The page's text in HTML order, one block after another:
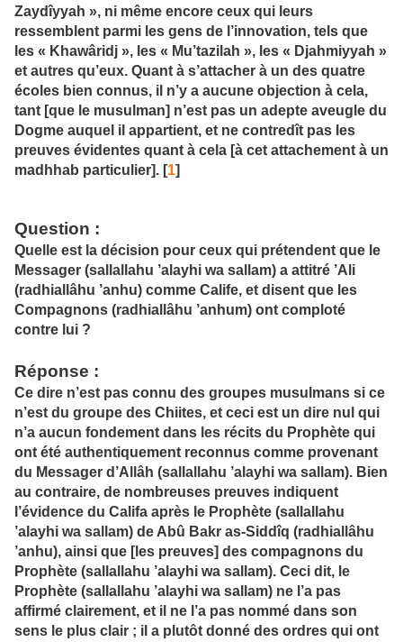
Zaydîyyah », ni même encore ceux qui leurs
ressemblent parmi les gens de l’innovation, tels que
les « Khawâridj », les « Mu’tazilah », les « Djahmiyyah »
et autres qu’eux. Quant à s’attacher à un des quatre
écoles bien connus, il n’y a aucune objection à cela,
tant [que le musulman] n’est pas un adepte aveugle du
Dogme auquel il appartient, et ne contredît pas les
preuves évidentes quant à cela [à cet attachement à un
madhhab particulier]. [1]
Question :
Quelle est la décision pour ceux qui prétendent que le
Messager (sallallahu ’alayhi wa sallam) a attitré ’Ali
(radhiallâhu ’anhu) comme Calife, et disent que les
Compagnons (radhiallâhu ’anhum) ont comploté
contre lui ?
Réponse :
Ce dire n’est pas connu des groupes musulmans si ce
n’est du groupe des Chiites, et ceci est un dire nul qui
n’a aucun fondement dans les récits du Prophète qui
ont été authentiquement reconnus comme provenant
du Messager d’Allâh (sallallahu ’alayhi wa sallam). Bien
au contraire, de nombreuses preuves indiquent
l’évidence du Califa après le Prophète (sallallahu
’alayhi wa sallam) de Abû Bakr as-Siddîq (radhiallâhu
’anhu), ainsi que [les preuves] des compagnons du
Prophète (sallallahu ’alayhi wa sallam). Ceci dit, le
Prophète (sallallahu ’alayhi wa sallam) ne l’a pas
affirmé clairement, et il ne l’a pas nommé dans son
sens le plus clair ; il a plutôt donné des ordres qui ont